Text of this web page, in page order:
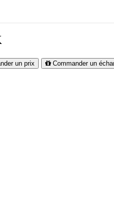
un prix Commander un